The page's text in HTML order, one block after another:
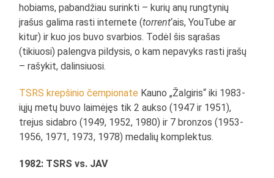
hobiams, pabandžiau surinkti – kurių anų rungtynių
įrašus galima rasti internete (torrent‘ais, YouTube ar
kitur) ir kuo jos buvo svarbios. Todėl šis sąrašas
(tikiuosi) palengva pildysis, o kam nepavyks rasti įrašų
– rašykit, dalinsiuosi.
TSRS krepšinio čempionate Kauno „Žalgiris“ iki 1983-
iųjų metų buvo laimėjęs tik 2 aukso (1947 ir 1951),
trejus sidabro (1949, 1952, 1980) ir 7 bronzos (1953-
1956, 1971, 1973, 1978) medalių komplektus.
1982: TSRS vs. JAV